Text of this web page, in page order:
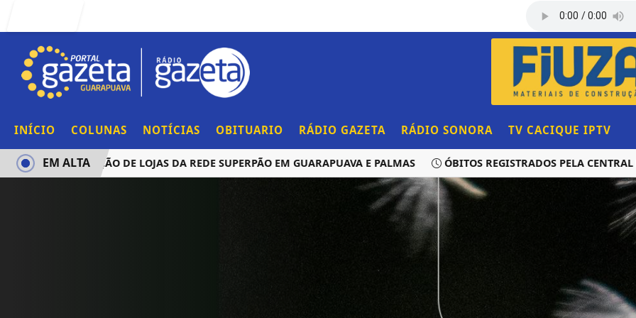
INÍCIO COLUNAS NOTÍCIAS OBITUARIO RÁDIO GAZETA RÁDIO SONORA TV CACIQUE IPTV
AQUISIÇÃO DE LOJAS DA REDE SUPERPÃO EM GUARAPUAVA E PALMAS ÓBITOS REGISTRADOS PELA CENTRAL DE
EM ALTA